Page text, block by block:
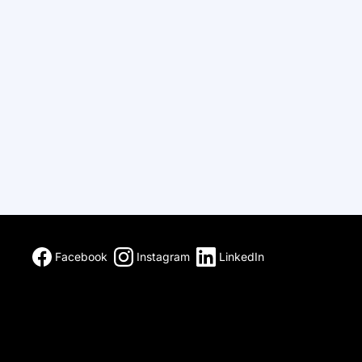
Facebook Instagram LinkedIn